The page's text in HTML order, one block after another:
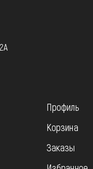
Профиль
Корзина
Заказы